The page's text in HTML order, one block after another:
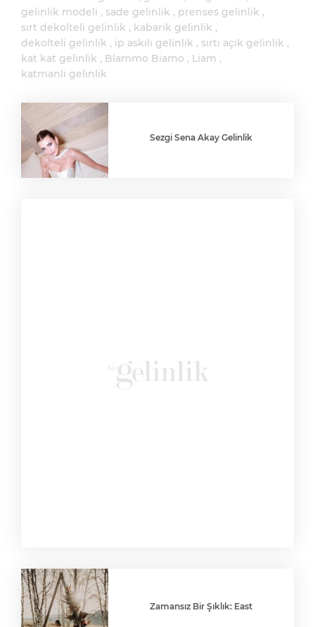
gelinlik modeli
sade gelinlik
prenses gelinlik
sırt dekolteli gelinlik
kabarık gelinlik
dekolteli gelinlik
ip askılı gelinlik
sırtı açık gelinlik
kat kat gelinlik
Blammo Biamo
Liam
katmanlı gelinlik
Sezgi Sena Akay Gelinlik
Zamansız Bir Şıklık: East